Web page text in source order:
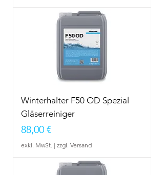
Winterhalter F50 OD Spezial
Gläserreiniger
Preis
88,00 €
exkl. MwSt. | zzgl. Versand